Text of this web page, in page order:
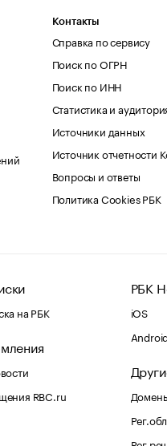
Контакты
Справка по сервису
Поиск по ОГРН
Поиск по ИНН
Статистика и
Источники данных
Источник отчетности
Вопросы и ответы
Политика Cookies РБК
на РБК
RBC.ru
РБК
iOS